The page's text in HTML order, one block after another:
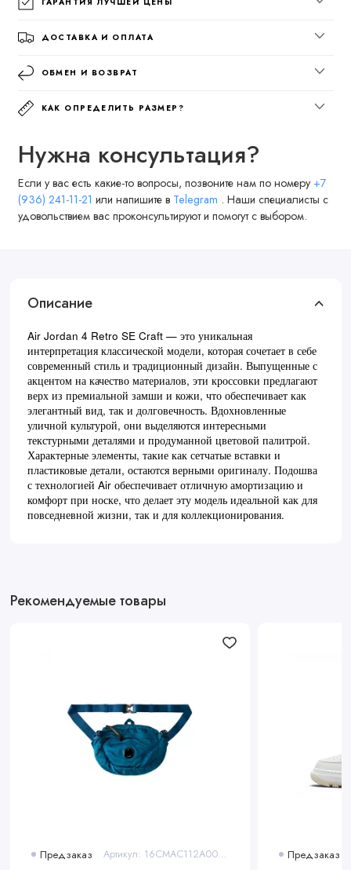
ДОСТАВКА И ОПЛАТА
ОБМЕН И ВОЗВРАТ
КАК ОПРЕДЕЛИТЬ РАЗМЕР?
Нужна консультация?
Если у вас есть какие-то вопросы, позвоните нам по номеру +7
(936) 241-11-21 или напишите в Telegram . Наши специалисты с
удовольствием вас проконсультируют и помогут с выбором.
Описание
Air Jordan 4 Retro SE Craft — это уникальная
интерпретация классической модели, которая сочетает в себе
современный стиль и традиционный дизайн. Выпущенные с
акцентом на качество материалов, эти кроссовки предлагают
верх из премиальной замши и кожи, что обеспечивает как
элегантный вид, так и долговечность. Вдохновленные
уличной культурой, они выделяются интересными
текстурными деталями и продуманной цветовой палитрой.
Характерные элементы, такие как сетчатые вставки и
пластиковые детали, остаются верными оригиналу. Подошва
с технологией Air обеспечивает отличную амортизацию и
комфорт при носке, что делает эту модель идеальной как для
повседневной жизни, так и для коллекционирования.
Рекомендуемые товары
Предзаказ Артикул: 16CMAC112A005269G848 Предзаказ